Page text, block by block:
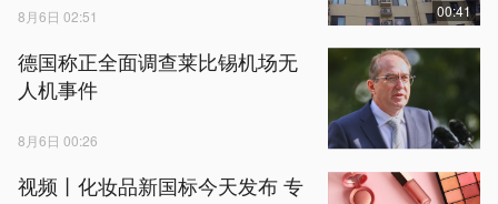
8月6日 02:51 00:41
德国称正全面调查莱比锡机场无
人机事件
8月6日 00:26
视频丨化妆品新国标今天发布 专